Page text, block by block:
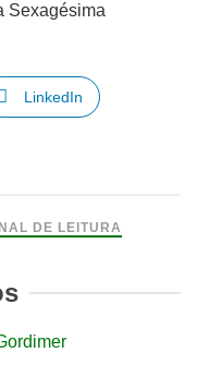
Sexagésima
LinkedIn
DE LEITURA